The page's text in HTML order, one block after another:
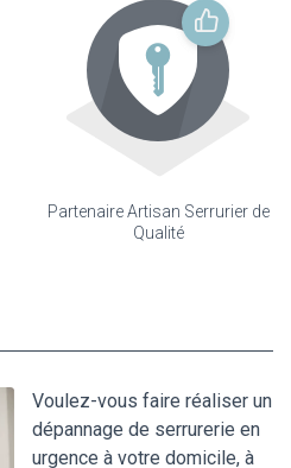
Partenaire Artisan Serrurier de
Qualité
Voulez-vous faire réaliser un
dépannage de serrurerie en
urgence à votre domicile, à